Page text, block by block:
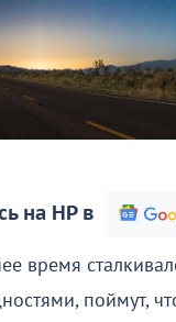
на НР в
время
поймут,